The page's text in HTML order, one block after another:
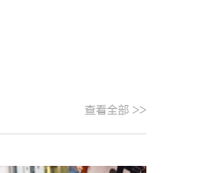
查看全部 >>